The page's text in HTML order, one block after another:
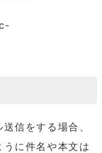
信をする場合、
に件名や本文は